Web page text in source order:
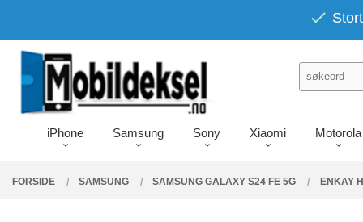
innholdet
iPhone Samsung Sony Xiaomi Motorola
FORSIDE SAMSUNG SAMSUNG GALAXY S24 FE 5G ENKAY